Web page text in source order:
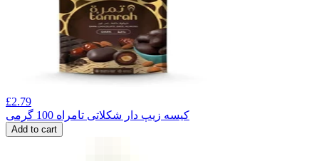
£2.79
کیسه زیپ دار شکلاتی تامراه 100 گرمی
Add to cart